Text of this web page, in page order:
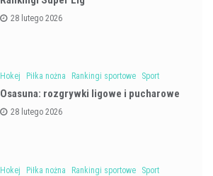
28 lutego 2026
Hokej Piłka nożna Rankingi sportowe Sport
Osasuna: rozgrywki ligowe i pucharowe
28 lutego 2026
Hokej Piłka nożna Rankingi sportowe Sport